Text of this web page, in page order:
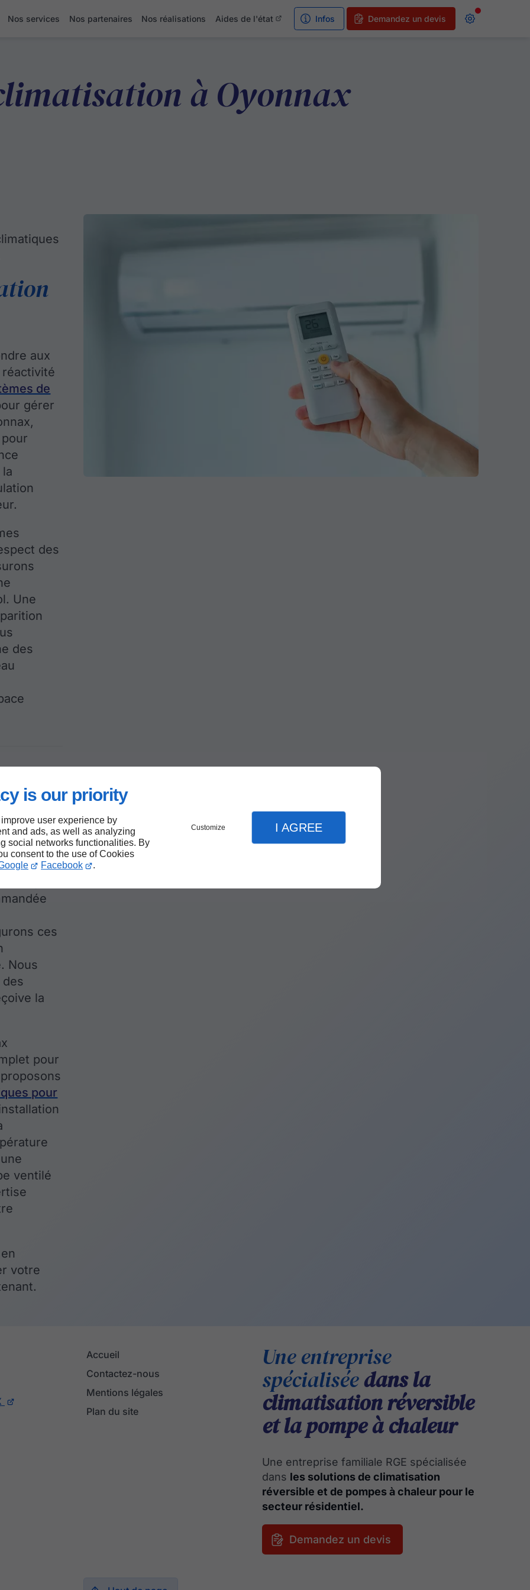
is our priority
user experience by
and ads, as well as analyzing
social networks functionalities. By
consent to the use of Cookies
Facebook .
Customize I AGREE
Nos services Nos partenaires Nos réalisations Aides de l'état Infos Demandez un devis
à Oyonnax
aux
de
gérer
des
Une
des
en
La
ces
Nous
la
pour
pour
ventilé
votre
Accueil
Contactez-nous
Mentions légales
Plan du site
Une entreprise
spécialiséedans la
climatisation réversible
et la pompe à chaleur
Une entreprise familiale RGE spécialisée
dans les solutions de climatisation
réversible et de pompes à chaleur pour le
secteur résidentiel.
Demandez un devis